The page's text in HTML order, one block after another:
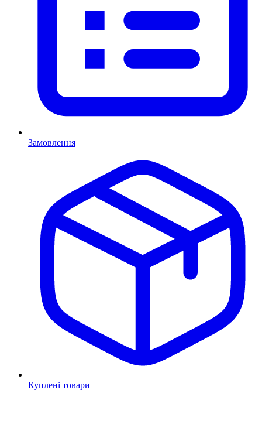
Замовлення
Куплені товари